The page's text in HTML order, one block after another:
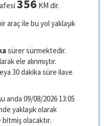
356 KM dir.
araç ile bu yol yaklaşık
sürer sürmektedir.
ele alınmıştır.
30 dakika süre ilave
anda 09/08/2026 13:05
yaklaşık olarak
olacaktır.